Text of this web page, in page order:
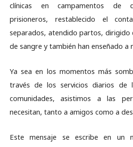
clínicas en campamentos de
prisioneros, restablecido el
separados, atendido partos, dirigido
de sangre y también han enseñado a
Ya sea en los momentos más
través de los servicios diarios de
comunidades, asistimos a las
necesitan, tanto a amigos como a
Este mensaje se escribe en un